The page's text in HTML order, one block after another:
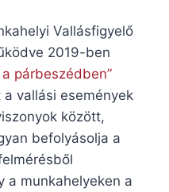
Vallásfigyelő
2019-ben
párbeszédben”
vallási események
között,
befolyásolja a
a munkahelyeken a